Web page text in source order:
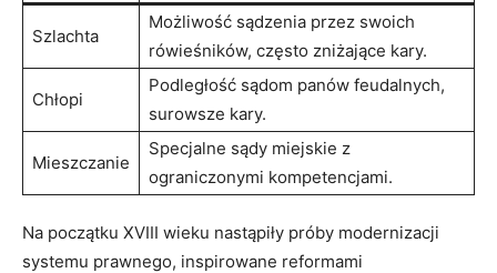
Szlachta
Możliwość sądzenia przez swoich
rówieśników, często zniżające kary.
Chłopi
Podległość sądom panów feudalnych,
surowsze kary.
Mieszczanie
Specjalne sądy miejskie z
ograniczonymi kompetencjami.
Na początku XVIII wieku nastąpiły próby modernizacji
systemu prawnego, inspirowane reformami